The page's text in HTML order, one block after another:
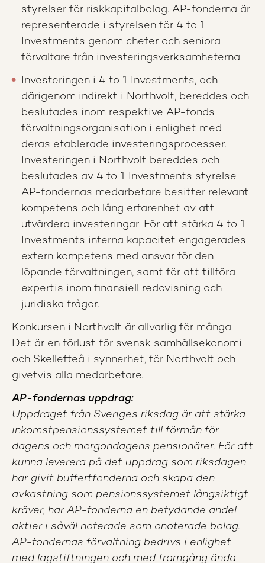
styrelser för riskkapitalbolag. AP-fonderna är
representerade i styrelsen för 4 to 1
Investments genom chefer och seniora
förvaltare från investeringsverksamheterna.
Investeringen i 4 to 1 Investments, och
därigenom indirekt i Northvolt, bereddes och
beslutades inom respektive AP-fonds
förvaltningsorganisation i enlighet med
deras etablerade investeringsprocesser.
Investeringen i Northvolt bereddes och
beslutades av 4 to 1 Investments styrelse.
AP-fondernas medarbetare besitter relevant
kompetens och lång erfarenhet av att
utvärdera investeringar. För att stärka 4 to 1
Investments interna kapacitet engagerades
extern kompetens med ansvar för den
löpande förvaltningen, samt för att tillföra
expertis inom finansiell redovisning och
juridiska frågor.
Konkursen i Northvolt är allvarlig för många.
Det är en förlust för svensk samhällsekonomi
och Skellefteå i synnerhet, för Northvolt och
givetvis alla medarbetare.
AP-fondernas uppdrag:
Uppdraget från Sveriges riksdag är att stärka
inkomstpensionssystemet till förmån för
dagens och morgondagens pensionärer. För att
kunna leverera på det uppdrag som riksdagen
har givit buffertfonderna och skapa den
avkastning som pensionssystemet långsiktigt
kräver, har AP-fonderna en betydande andel
aktier i såväl noterade som onoterade bolag.
AP-fondernas förvaltning bedrivs i enlighet
med lagstiftningen och med framgång ända